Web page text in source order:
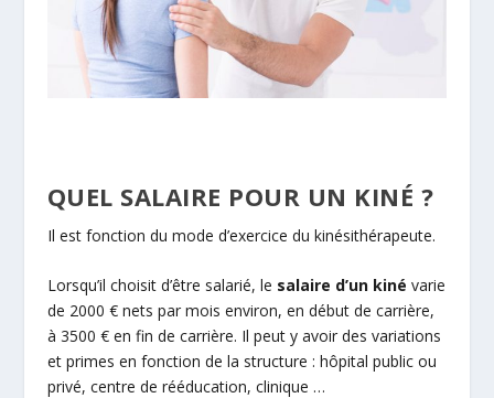
QUEL SALAIRE POUR UN KINÉ ?
Il est fonction du mode d’exercice du kinésithérapeute.
Lorsqu’il choisit d’être salarié, le salaire d’un kiné varie
de 2000 € nets par mois environ, en début de carrière,
à 3500 € en fin de carrière. Il peut y avoir des variations
et primes en fonction de la structure : hôpital public ou
privé, centre de rééducation, clinique …